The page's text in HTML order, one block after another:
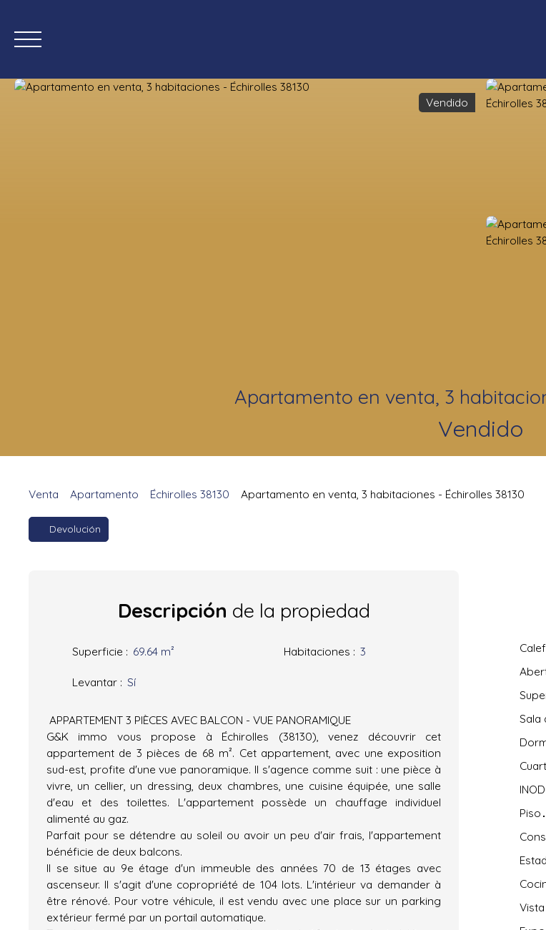
Vendido
Apartamento en venta, 3
Vendido
Venta Apartamento Échirolles 38130 Apartamento en venta, 3 habitaciones - Échirolles 38130
Devolución
Descripción de la propiedad
Superficie : 69.64 m² Habitaciones : 3
Levantar : Sí
APPARTEMENT 3 PIÈCES AVEC BALCON - VUE PANORAMIQUE
G&K immo vous propose à Échirolles (38130), venez découvrir cet
appartement de 3 pièces de 68 m². Cet appartement, avec une exposition
sud-est, profite d'une vue panoramique. Il s'agence comme suit : une pièce à
vivre, un cellier, un dressing, deux chambres, une cuisine équipée, une salle
d'eau et des toilettes. L'appartement possède un chauffage individuel
alimenté au gaz.
Parfait pour se détendre au soleil ou avoir un peu d'air frais, l'appartement
bénéficie de deux balcons.
Il se situe au 9e étage d'un immeuble des années 70 de 13 étages avec
ascenseur. Il s'agit d'une copropriété de 104 lots. L'intérieur va demander à
être rénové. Pour votre véhicule, il est vendu avec une place sur un parking
extérieur fermé par un portail automatique.
Sala
Piso
Vista